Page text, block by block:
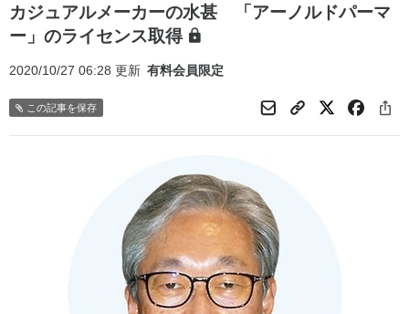
カジュアルメーカーの水甚 「アーノルドパーマ
ー」のライセンス取得
2020/10/27 06:28 更新 有料会員限定
この記事を保存